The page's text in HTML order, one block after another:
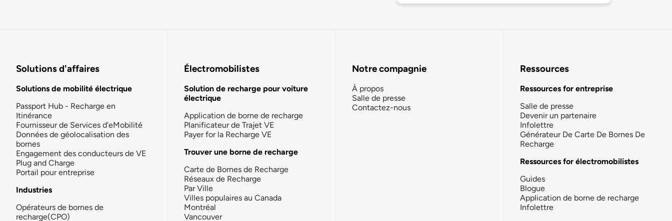
Solutions d'affaires
Solutions de mobilité électrique
Passport Hub - Recharge en
Itinérance
Fournisseur de Services d'eMobilité
Données de géolocalisation des
bornes
Engagement des conducteurs de VE
Plug and Charge
Portail pour entreprise
Industries
Opérateurs de bornes de
recharge(CPO)
Électromobilistes
Solution de recharge pour voiture
électrique
Application de borne de recharge
Planificateur de Trajet VE
Payer for la Recharge VE
Trouver une borne de recharge
Carte de Bornes de Recharge
Réseaux de Recharge
Par Ville
Villes populaires au Canada
Montréal
Vancouver
Notre compagnie
À propos
Salle de presse
Contactez-nous
Ressources
Ressources for entreprise
Salle de presse
Devenir un partenaire
Infolettre
Générateur De Carte De Bornes De
Recharge
Ressources for électromobilistes
Guides
Blogue
Application de borne de recharge
Infolettre